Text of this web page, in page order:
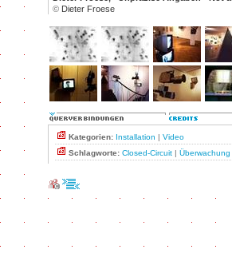
© Dieter Froese
Kategorien: Installation | Video
Schlagworte: Closed-Circuit | Überwachung